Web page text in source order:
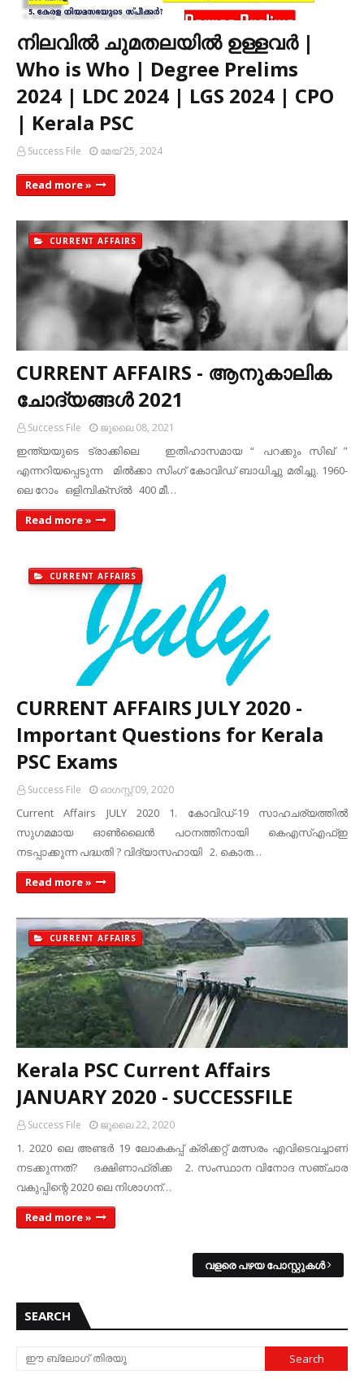
നിലവിൽ ചുമതലയിൽ ഉള്ളവർ |
Who is Who | Degree Prelims
2024 | LDC 2024 | LGS 2024 | CPO
| Kerala PSC
Success File മേയ് 25, 2024
Read more »
CURRENT AFFAIRS
CURRENT AFFAIRS - ആനുകാലിക
ചോദ്യങ്ങൾ 2021
Success File ജൂലൈ 08, 2021
ഇന്ത്യയുടെ ട്രാക്കിലെ ഇതിഹാസമായ “ പറക്കും സിഖ് ”
എന്നറിയപ്പെടുന്ന മിൽക്കാ സിംഗ് കോവിഡ് ബാധിച്ചു മരിച്ചു. 1960-
ലെ റോം ഒളിമ്പിക്സ്ൽ 400 മീ…
Read more »
CURRENT AFFAIRS
CURRENT AFFAIRS JULY 2020 -
Important Questions for Kerala
PSC Exams
Success File ഓഗസ്റ്റ് 09, 2020
Current Affairs JULY 2020 1. കോവിഡ്‌-19 സാഹചര്യത്തില്‍
സുഗമമായ ഓണ്‍ലൈന്‍ പഠനത്തിനായി കെഎസ്‌എഫ്‌ഇ
നടപ്പാക്കുന്ന പദ്ധതി ? വിദ്യാസഹായി 2. കൊത…
Read more »
CURRENT AFFAIRS
Kerala PSC Current Affairs
JANUARY 2020 - SUCCESSFILE
Success File ജൂലൈ 22, 2020
1. 2020 ലെ അണ്ടർ 19 ലോകകപ്പ് ക്രിക്കറ്റ് മത്സരം എവിടെവച്ചാണ്
നടക്കുന്നത്? ദക്ഷിണാഫ്രിക്ക 2. സംസ്ഥാന വിനോദ സഞ്ചാര
വകുപ്പിന്റെ 2020 ലെ നിശാഗന്…
Read more »
വളരെ പഴയ പോസ്റ്റുകള്‍
SEARCH